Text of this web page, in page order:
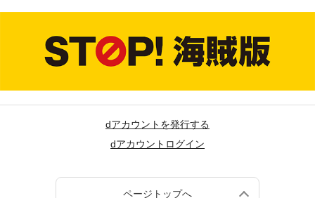
dアカウントを発行する
dアカウントログイン
ページトップへ